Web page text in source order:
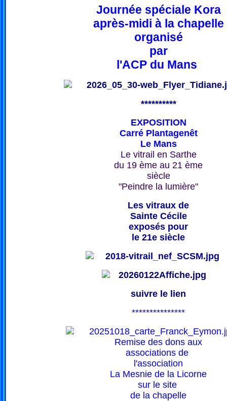
Journée spéciale Kora
après-midi à la chapelle
organisé
par
l'ACP du Mans
**********
EXPOSITION
Carré Plantagenêt
Le Mans
Le vitrail en Sarthe
du 19 ème au 21 ème
siècle
"Peindre la lumière"
Les vitraux de
Sainte Cécile
exposés pour
le 21e siècle
suivre le lien
***************
Remise des dons aux
associations de
l'association
La Mesnie de la Licorne
sur le site
de la chapelle